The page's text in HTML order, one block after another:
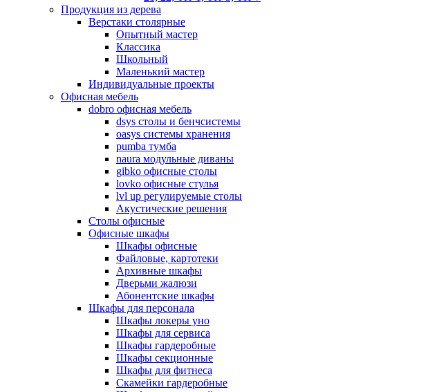
Продукция из дерева
Верстаки столярные
Опытный мастер
Классика
Школьный
Маленький мастер
Индивидуальные проекты
Офисная мебель
dobro офисная мебель
dsys столы и бенчсистемы
oasys системы хранения
pumba тумба
naura модульные диваны
gibko офисные столы
lovko офисные стулья
lvl up регулируемые столы
Акустические решения
Столы офисные
Офисные шкафы
Шкафы офисные
Файловые, картотеки
Архивные шкафы
Дверьми жалюзи
Абонентские шкафы
Шкафы для персонала
Шкафы локеры уно
Шкафы для сервиса
Шкафы гардеробные
Шкафы секционные
Шкафы для фитнеса
Скамейки гардеробные